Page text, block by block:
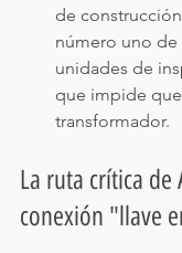
de
número uno de
unidades de
que impide
transformador.
La ruta crítica de
conexión "llave